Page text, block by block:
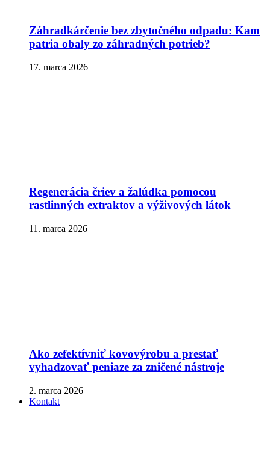
Záhradkárčenie bez zbytočného odpadu: Kam
patria obaly zo záhradných potrieb?
17. marca 2026
Regenerácia čriev a žalúdka pomocou
rastlinných extraktov a výživových látok
11. marca 2026
Ako zefektívniť kovovýrobu a prestať
vyhadzovať peniaze za zničené nástroje
2. marca 2026
Kontakt